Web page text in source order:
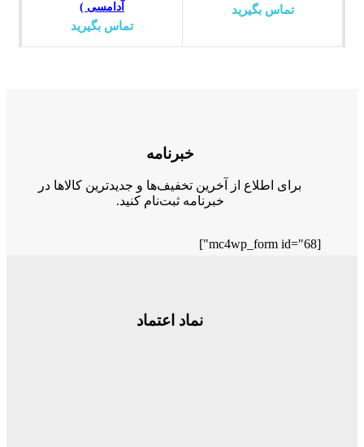
تماس بگیرید آدامسی )
تماس بگیرید
خبرنامه
برای اطلاع از آخرین تخفیف‌ها و جدیدترین کالاها در
خبرنامه ثبت‌نام کنید.
[mc4wp_form id="68"]
نماد اعتماد